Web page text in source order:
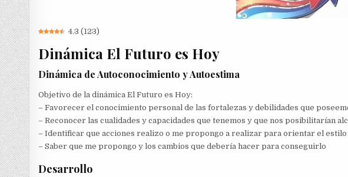
4.3 (123)
Dinámica El Futuro es Hoy
Dinámica de Autoconocimiento y Autoestima
Objetivo de la dinámica El Futuro es Hoy:
– Favorecer el conocimiento personal de las fortalezas y debilidades que
– Reconocer las cualidades y capacidades que tenemos y que nos posibilitarían
– Identificar que acciones realizo o me propongo a realizar para orientar el estilo
– Saber que me propongo y los cambios que debería hacer para conseguirlo
Desarrollo